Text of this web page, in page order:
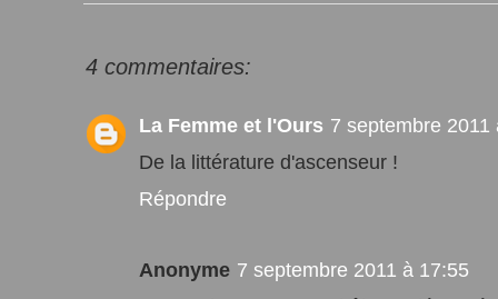
4 commentaires:
La Femme et l'Ours 7 septembre 2011
De la littérature d'ascenseur !
Répondre
Anonyme 7 septembre 2011 à 17:55